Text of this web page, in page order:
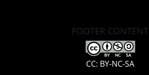
FOOTER CONTENT
CC: BY-NC-SA